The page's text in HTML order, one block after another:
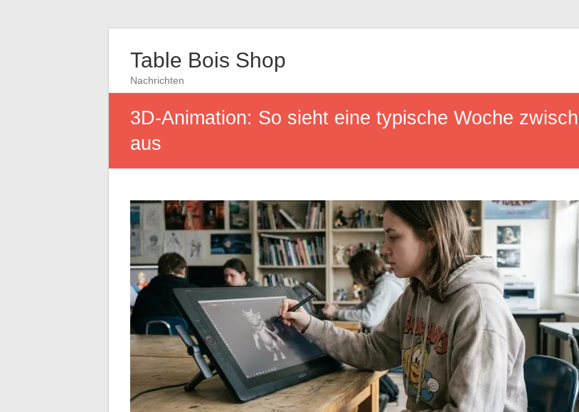
Table Bois Shop
Nachrichten
3D-Animation: So sieht eine typische Woche
aus